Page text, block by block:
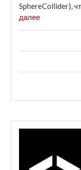
SphereCollider),
далее